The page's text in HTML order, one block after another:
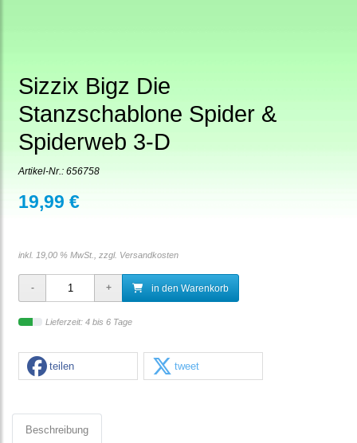
Sizzix Bigz Die
Stanzschablone Spider &
Spiderweb 3-D
Artikel-Nr.: 656758
19,99 €
inkl. 19,00 % MwSt., zzgl. Versandkosten
in den Warenkorb
Lieferzeit: 4 bis 6 Tage
teilen tweet
Beschreibung